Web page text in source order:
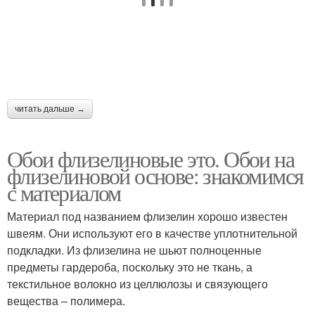
читать дальше →
Обои флизелиновые это. Обои на
флизелиновой основе: знакомимся
с материалом
Материал под названием флизелин хорошо известен
швеям. Они используют его в качестве уплотнительной
подкладки. Из флизелина не шьют полноценные
предметы гардероба, поскольку это не ткань, а
текстильное волокно из целлюлозы и связующего
вещества – полимера.